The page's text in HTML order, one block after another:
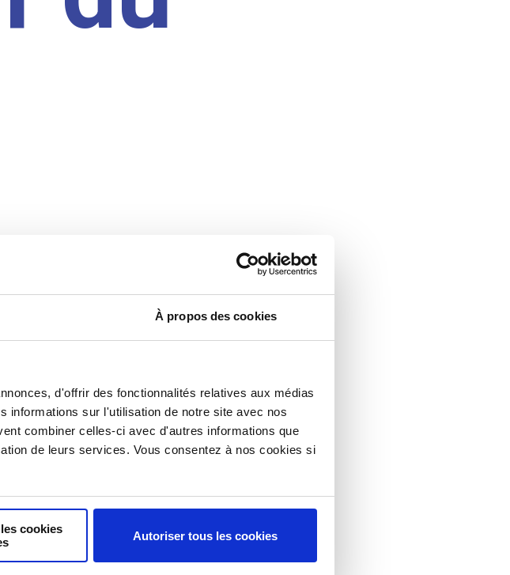
À propos des cookies
d'offrir des fonctionnalités relatives aux médias
informations sur l'utilisation de notre site avec nos
combiner celles-ci avec d'autres informations que
de leurs services. Vous consentez à nos cookies si
cookies
Autoriser tous les cookies